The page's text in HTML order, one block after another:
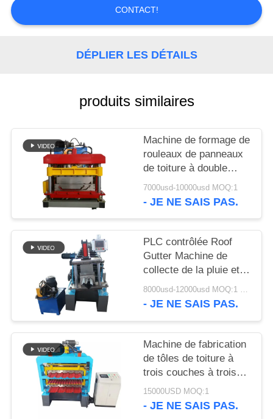
PLAN
DU
CONFIDENTIALITÉ
CONTACT!
DÉPLIER LES DÉTAILS
produits similaires
Machine de formage de
rouleaux de panneaux
de toiture à double
verrouillage portable
avec système de
mural
7000usd-10000usd MOQ:1
- JE NE SAIS PAS.
PLC contrôlée Roof
Gutter Machine de
collecte de la pluie et
de la gouttière de
fabrication de la
8000usd-12000usd MOQ:1 ensemble
- JE NE SAIS PAS.
Machine de fabrication
de tôles de toiture à
trois couches à trois
couches avec 18
stations
15000USD MOQ:1
- JE NE SAIS PAS.